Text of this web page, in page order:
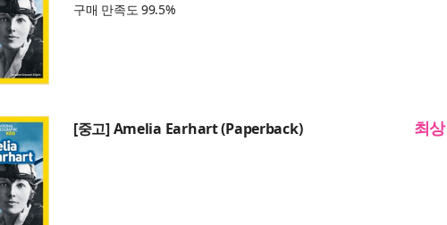
구매 만족도 99.5%
[중고] Amelia Earhart (Paperback) 최상